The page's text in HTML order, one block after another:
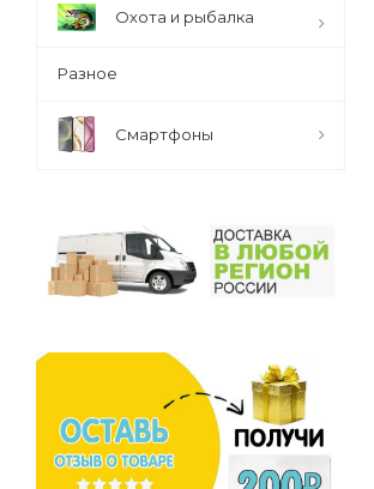
Охота и рыбалка
Разное
Смартфоны